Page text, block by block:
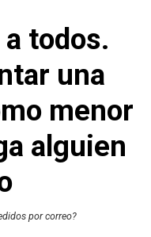
todos.
una
menor
alguien
por correo?